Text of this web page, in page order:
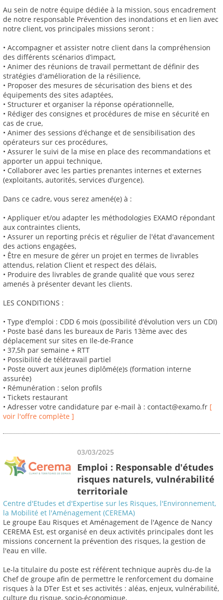
Au sein de notre équipe dédiée à la mission, sous encadrement
de notre responsable Prévention des inondations et en lien avec
notre client, vos principales missions seront :
• Accompagner et assister notre client dans la compréhension
des différents scénarios d’impact,
• Animer des réunions de travail permettant de définir des
stratégies d'amélioration de la résilience,
• Proposer des mesures de sécurisation des biens et des
équipements des sites adaptées,
• Structurer et organiser la réponse opérationnelle,
• Rédiger des consignes et procédures de mise en sécurité en
cas de crue,
• Animer des sessions d’échange et de sensibilisation des
opérateurs sur ces procédures,
• Assurer le suivi de la mise en place des recommandations et
apporter un appui technique,
• Collaborer avec les parties prenantes internes et externes
(exploitants, autorités, services d’urgence).
Dans ce cadre, vous serez amené(e) à :
• Appliquer et/ou adapter les méthodologies EXAMO répondant
aux contraintes clients,
• Assurer un reporting précis et régulier de l'état d'avancement
des actions engagées,
• Être en mesure de gérer un projet en termes de livrables
attendus, relation Client et respect des délais,
• Produire des livrables de grande qualité que vous serez
amenés à présenter devant les clients.
LES CONDITIONS :
• Type d’emploi : CDD 6 mois (possibilité d’évolution vers un CDI)
• Poste basé dans les bureaux de Paris 13ème avec des
déplacement sur sites en Ile-de-France
• 37,5h par semaine + RTT
• Possibilité de télétravail partiel
• Poste ouvert aux jeunes diplômé(e)s (formation interne
assurée)
• Rémunération : selon profils
• Tickets restaurant
• Adresser votre candidature par e-mail à : contact@examo.fr [
voir l'offre complète ]
03/03/2025
Emploi : Responsable d'études
risques naturels, vulnérabilité
territoriale
Centre d'Etudes et d'Expertise sur les Risques, l'Environnement,
la Mobilité et l'Aménagement (CEREMA)
Le groupe Eau Risques et Aménagement de l'Agence de Nancy
CEREMA Est, est organisé en deux activités principales dont les
missions concernent la prévention des risques, la gestion de
l'eau en ville.
Le-la titulaire du poste est référent technique auprès du-de la
Chef de groupe afin de permettre le renforcement du domaine
risques à la DTer Est et ses activités : aléas, enjeux, vulnérabilité,
culture du risque, socio-économique.